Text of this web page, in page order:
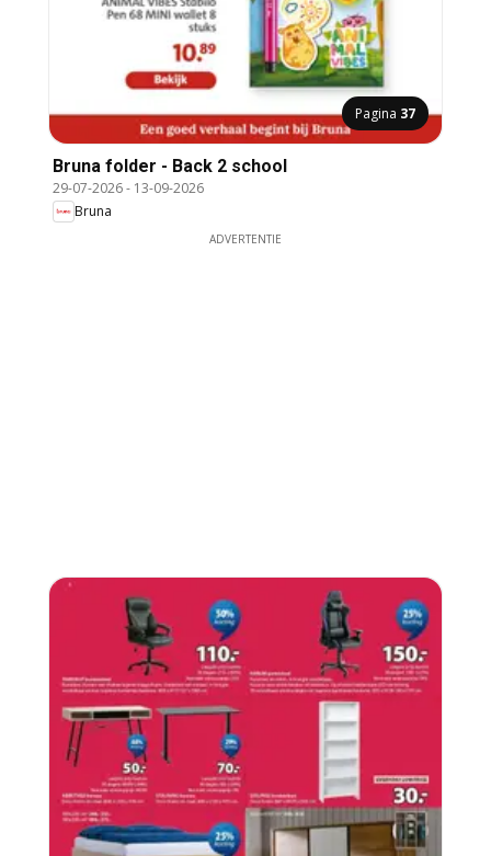
Pagina 37
Bruna folder - Back 2 school
29-07-2026- 13-09-2026
Bruna
ADVERTENTIE